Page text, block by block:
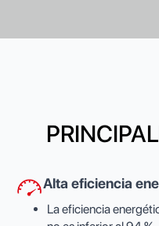
Alta eficiencia
La eficiencia